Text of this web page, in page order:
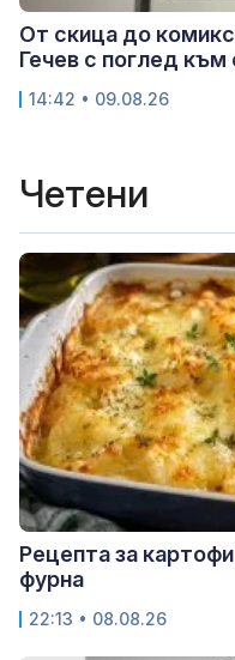
От скица до
Гечев с поглед към
14:42 • 09.08.26
Четени
Рецепта за
фурна
22:13 • 08.08.26